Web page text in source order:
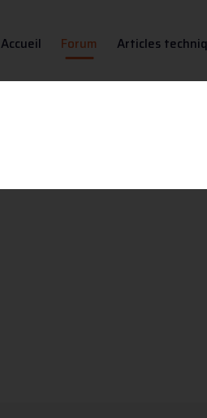
Accueil Forum Articles